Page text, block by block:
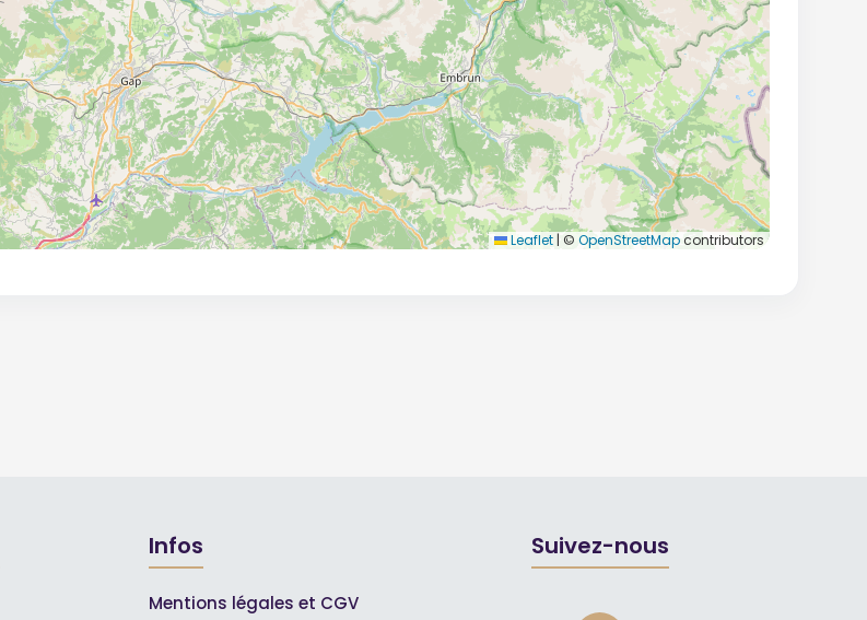
Leaflet | © OpenStreetMapcontributors
Infos
Mentions légales et CGV
Suivez-nous